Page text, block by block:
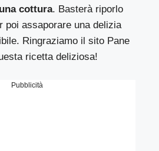
cottura. Basterà riporlo
poi assaporare una delizia
Ringraziamo il sito Pane
ricetta deliziosa!
Pubblicità